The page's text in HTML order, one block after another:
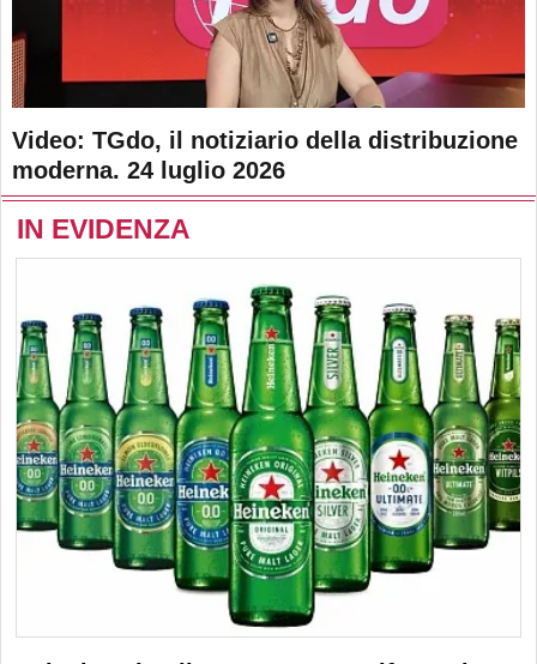
Video: TGdo, il notiziario della distribuzione
moderna. 24 luglio 2026
IN EVIDENZA